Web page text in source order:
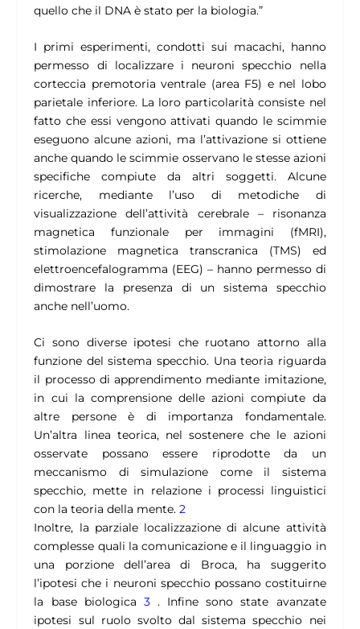
quello che il DNA è stato per la biologia.”
I primi esperimenti, condotti sui macachi, hanno
permesso di localizzare i neuroni specchio nella
corteccia premotoria ventrale (area F5) e nel lobo
parietale inferiore. La loro particolarità consiste nel
fatto che essi vengono attivati quando le scimmie
eseguono alcune azioni, ma l’attivazione si ottiene
anche quando le scimmie osservano le stesse azioni
specifiche compiute da altri soggetti. Alcune
ricerche, mediante l’uso di metodiche di
visualizzazione dell’attività cerebrale – risonanza
magnetica funzionale per immagini (fMRI),
stimolazione magnetica transcranica (TMS) ed
elettroencefalogramma (EEG) – hanno permesso di
dimostrare la presenza di un sistema specchio
anche nell’uomo.
Ci sono diverse ipotesi che ruotano attorno alla
funzione del sistema specchio. Una teoria riguarda
il processo di apprendimento mediante imitazione,
in cui la comprensione delle azioni compiute da
altre persone è di importanza fondamentale.
Un’altra linea teorica, nel sostenere che le azioni
osservate possano essere riprodotte da un
meccanismo di simulazione come il sistema
specchio, mette in relazione i processi linguistici
con la teoria della mente.2
Inoltre, la parziale localizzazione di alcune attività
complesse quali la comunicazione e il linguaggio in
una porzione dell’area di Broca, ha suggerito
l’ipotesi che i neuroni specchio possano costituirne
la base biologica 3. Infine sono state avanzate
ipotesi sul ruolo svolto dal sistema specchio nei